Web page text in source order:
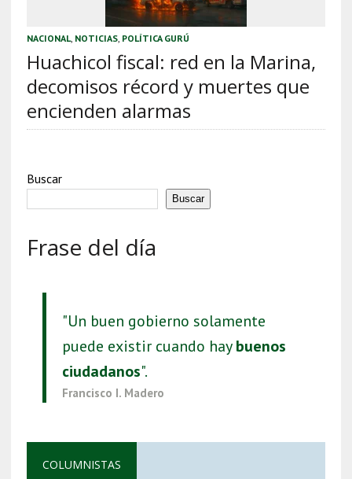
NACIONAL, NOTICIAS, POLÍTICA GURÚ
Huachicol fiscal: red en la Marina,
decomisos récord y muertes que
encienden alarmas
Buscar
Buscar
Frase del día
"Un buen gobierno solamente
puede existir cuando haybuenos
ciudadanos".
Francisco I. Madero
COLUMNISTAS